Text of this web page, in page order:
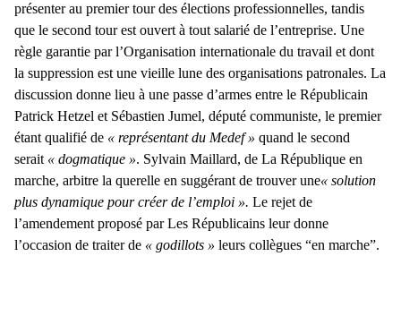
présenter au premier tour des élections professionnelles, tandis
que le second tour est ouvert à tout salarié de l’entreprise. Une
règle garantie par l’Organisation internationale du travail et dont
la suppression est une vieille lune des organisations patronales. La
discussion donne lieu à une passe d’armes entre le Républicain
Patrick Hetzel et Sébastien Jumel, député communiste, le premier
étant qualifié de « représentant du Medef » quand le second
serait « dogmatique ». Sylvain Maillard, de La République en
marche, arbitre la querelle en suggérant de trouver une« solution
plus dynamique pour créer de l’emploi ». Le rejet de
l’amendement proposé par Les Républicains leur donne
l’occasion de traiter de « godillots » leurs collègues “en marche”.